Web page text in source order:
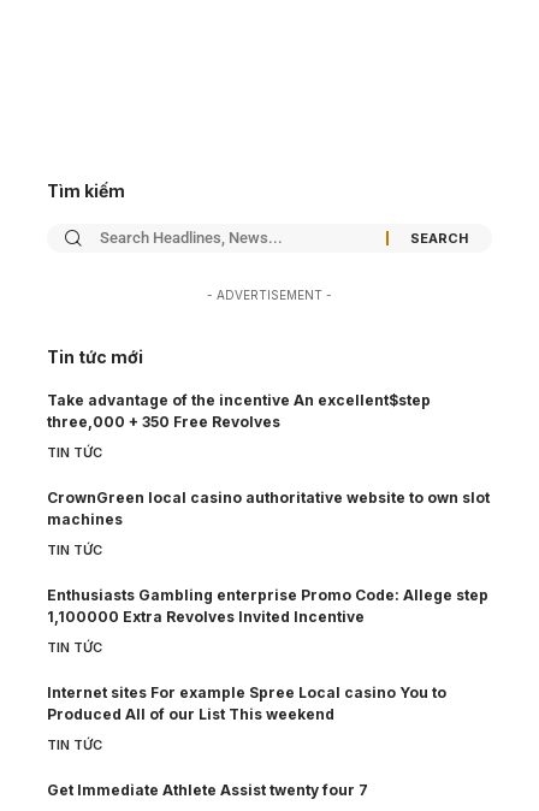
Tìm kiếm
- ADVERTISEMENT -
Tin tức mới
Take advantage of the incentive An excellent$step
three,000 + 350 Free Revolves
TIN TỨC
CrownGreen local casino authoritative website to own slot
machines
TIN TỨC
Enthusiasts Gambling enterprise Promo Code: Allege step
1,100000 Extra Revolves Invited Incentive
TIN TỨC
Internet sites For example Spree Local casino You to
Produced All of our List This weekend
TIN TỨC
Get Immediate Athlete Assist twenty four 7